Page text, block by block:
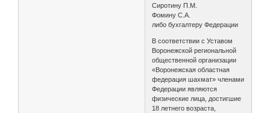
Сиротину П.М.
Фомину С.А.
либо бухгалтеру Федерации
В соответствии с Уставом
Воронежской региональной
общественной организации
«Воронежская областная
федерация шахмат» членами
Федерации являются
физические лица, достигшие
18 летнего возраста,